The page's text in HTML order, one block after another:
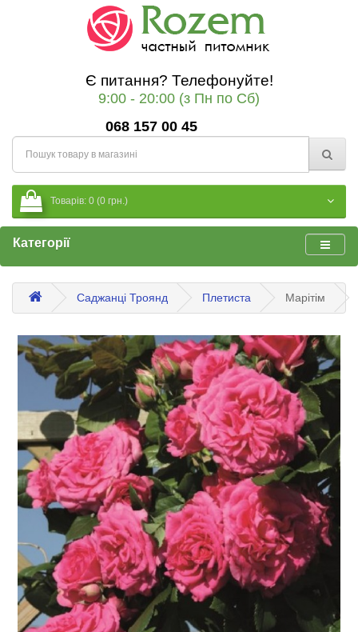
Є питання? Телефонуйте!
9:00 - 20:00 (з Пн по Сб)
068 157 00 45
Товарів: 0 (0 грн.)
Категорії
Саджанці Троянд Плетиста Марітім